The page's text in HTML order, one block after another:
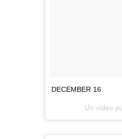
DECEMBER 16
Un vídeo